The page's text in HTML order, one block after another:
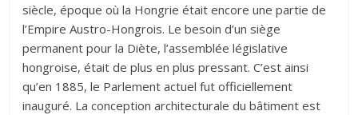
siècle, époque où la Hongrie était encore une partie de
l’Empire Austro-Hongrois. Le besoin d’un siège
permanent pour la Diète, l’assemblée législative
hongroise, était de plus en plus pressant. C’est ainsi
qu’en 1885, le Parlement actuel fut officiellement
inauguré. La conception architecturale du bâtiment est